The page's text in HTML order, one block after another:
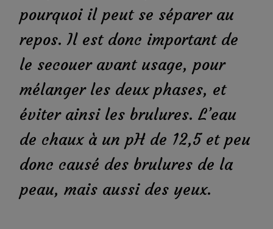
pourquoi il peut se séparer au
repos. Il est donc important de
le secouer avant usage, pour
mélanger les deux phases, et
éviter ainsi les brulures. L’eau
de chaux à un pH de 12,5 et peu
donc causé des brulures de la
peau, mais aussi des yeux.